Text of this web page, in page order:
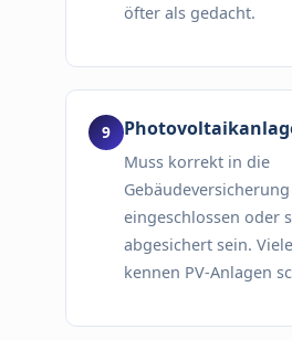
öfter als gedacht.
Muss korrekt in die
Gebäudeversicherung
eingeschlossen oder
abgesichert sein.
kennen PV-Anlagen